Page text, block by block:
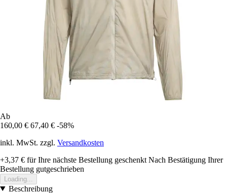
Ab
160,00 € 67,40 € -58%
inkl. MwSt. zzgl. Versandkosten
+3,37 € für Ihre nächste Bestellung geschenkt Nach Bestätigung Ihrer
Bestellung gutgeschrieben
Loading...
Beschreibung